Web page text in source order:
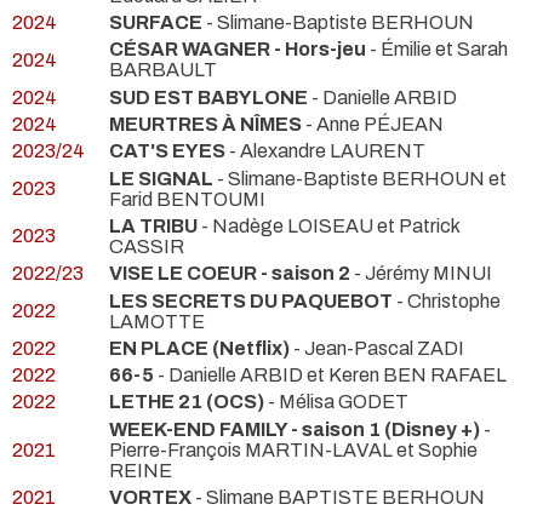
2024
SURFACE - Slimane-Baptiste BERHOUN
2024
CÉSAR WAGNER - Hors-jeu - Émilie et Sarah
BARBAULT
2024
SUD EST BABYLONE - Danielle ARBID
2024
MEURTRES À NÎMES - Anne PÉJEAN
2023/24
CAT'S EYES - Alexandre LAURENT
2023
LE SIGNAL - Slimane-Baptiste BERHOUN et
Farid BENTOUMI
2023
LA TRIBU - Nadège LOISEAU et Patrick
CASSIR
2022/23
VISE LE COEUR - saison 2 - Jérémy MINUI
2022
LES SECRETS DU PAQUEBOT - Christophe
LAMOTTE
2022
EN PLACE (Netflix) - Jean-Pascal ZADI
2022
66-5 - Danielle ARBID et Keren BEN RAFAEL
2022
LETHE 21 (OCS) - Mélisa GODET
2021
WEEK-END FAMILY - saison 1 (Disney +) -
Pierre-François MARTIN-LAVAL et Sophie
REINE
2021
VORTEX - Slimane BAPTISTE BERHOUN